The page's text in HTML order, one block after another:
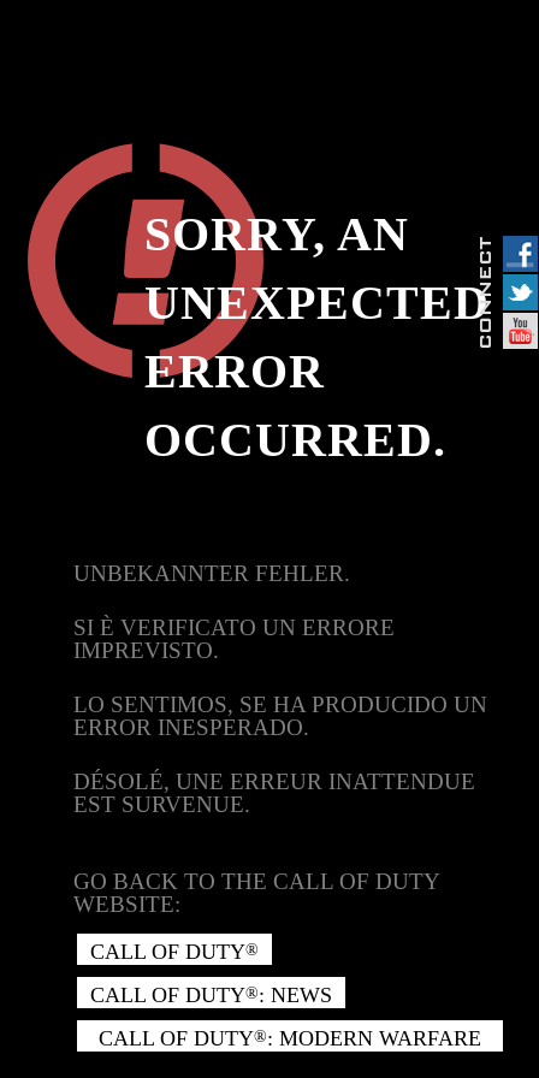
SORRY, AN
UNEXPECTED
ERROR
OCCURRED.
UNBEKANNTER FEHLER.
SI È VERIFICATO UN ERRORE
IMPREVISTO.
LO SENTIMOS, SE HA PRODUCIDO UN
ERROR INESPERADO.
DÉSOLÉ, UNE ERREUR INATTENDUE
EST SURVENUE.
GO BACK TO THE CALL OF DUTY
WEBSITE:
CALL OF DUTY®
CALL OF DUTY®: NEWS
CALL OF DUTY®: MODERN WARFARE